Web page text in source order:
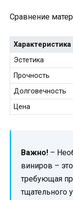
Сравнение
Характеристика
Эстетика
Прочность
Долговечность
Цена
Важно! –
виниров –
требующая
тщательного